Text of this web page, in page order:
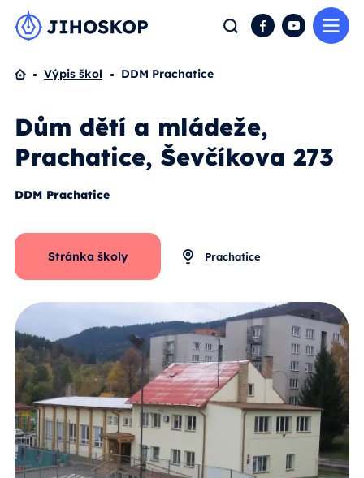
Hledat FacebookYouTube
Domů
Výpis škol DDM Prachatice
Dům dětí a mládeže,
Prachatice, Ševčíkova 273
DDM Prachatice
Stránka školy Prachatice